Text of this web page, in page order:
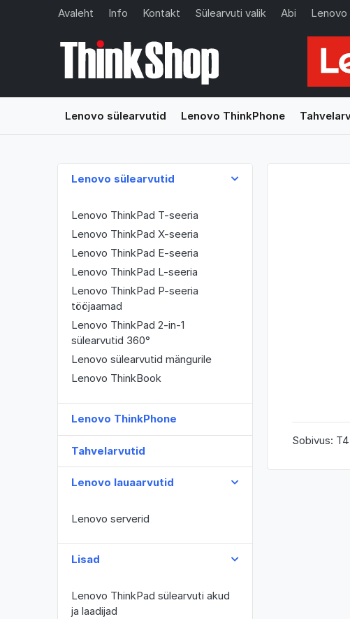
Avaleht Info Kontakt Sülearvuti valik Abi Lenovo
Lenovo sülearvutid Lenovo ThinkPhone
Lenovo sülearvutid
Lenovo ThinkPad T-seeria
Lenovo ThinkPad X-seeria
Lenovo ThinkPad E-seeria
Lenovo ThinkPad L-seeria
Lenovo ThinkPad P-seeria
tööjaamad
Lenovo ThinkPad 2-in-1
sülearvutid 360°
Lenovo sülearvutid mängurile
Lenovo ThinkBook
Lenovo ThinkPhone
Tahvelarvutid
Lenovo lauaarvutid
Lenovo serverid
Lisad
Lenovo ThinkPad sülearvuti akud
ja laadijad
Sobivus: